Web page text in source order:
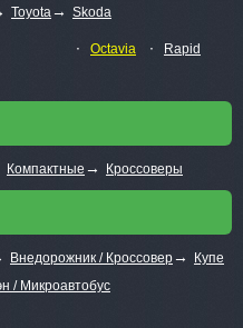
Toyota→ Skoda
∙ Octavia ∙ Rapid
Компактные → Кроссоверы
Внедорожник / Кроссовер→ Купе
/ Микроавтобус